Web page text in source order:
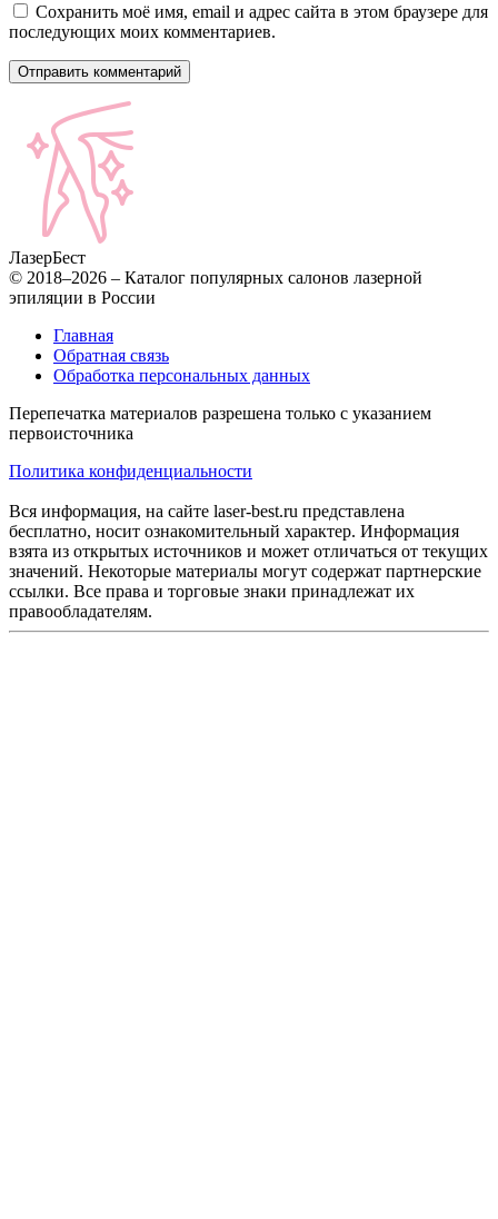
Сохранить моё имя, email и адрес сайта в этом браузере для
последующих моих комментариев.
ЛазерБест
© 2018–2026 – Каталог популярных салонов лазерной
эпиляции в России
Главная
Обратная связь
Обработка персональных данных
Перепечатка материалов разрешена только с указанием
первоисточника
Политика конфиденциальности
Вся информация, на сайте laser-best.ru представлена
бесплатно, носит ознакомительный характер. Информация
взята из открытых источников и может отличаться от текущих
значений. Некоторые материалы могут содержат партнерские
ссылки. Все права и торговые знаки принадлежат их
правообладателям.